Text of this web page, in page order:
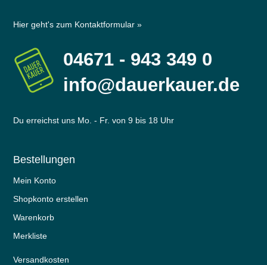
Hier geht's zum Kontaktformular »
04671 - 943 349 0
info@dauerkauer.de
Du erreichst uns Mo. - Fr. von 9 bis 18 Uhr
Bestellungen
Mein Konto
Shopkonto erstellen
Warenkorb
Merkliste
Versandkosten